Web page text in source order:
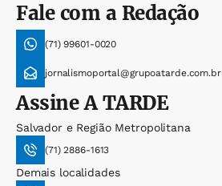
Fale com a Redação
(71) 99601-0020
jornalismoportal@grupoatarde.com.br
AssineA TARDE
Salvador e Região Metropolitana
(71) 2886-1613
Demais localidades